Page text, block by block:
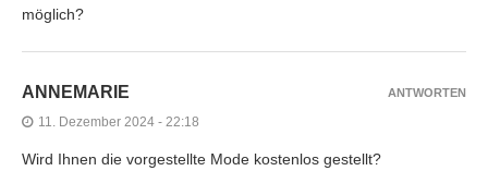
möglich?
ANNEMARIE
11. Dezember 2024 - 22:18
Wird Ihnen die vorgestellte Mode kostenlos gestellt?
ANTWORTEN